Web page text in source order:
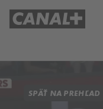
SPÄŤ NA PREHĽAD